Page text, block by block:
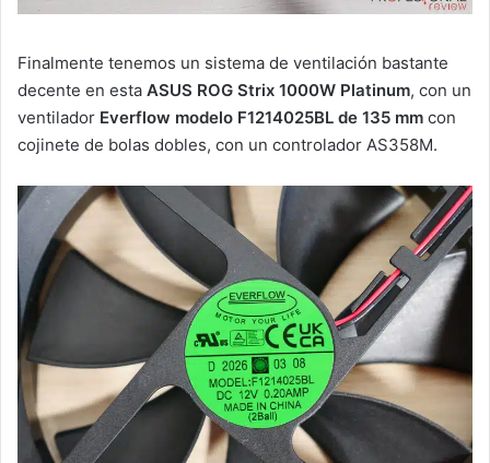
Finalmente tenemos un sistema de ventilación bastante
decente en esta ASUS ROG Strix 1000W Platinum, con un
ventilador Everflow modelo F1214025BL de 135 mm con
cojinete de bolas dobles, con un controlador AS358M.